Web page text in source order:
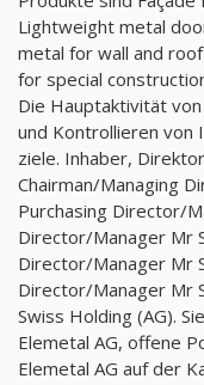
Lightweight metal
metal for wall and
for special
Die Hauptaktivität
und Kontrollieren von
ziele. Inhaber,
Chairman/Managing
Purchasing Director/
Director/Manager Mr
Director/Manager Mr
Director/Manager Mr
Swiss Holding (AG).
Elemetal AG, offene
Elemetal AG auf der